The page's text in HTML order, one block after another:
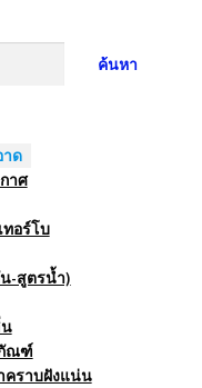
ค้นหา
าด
าศ
อร์โบ
-สูตรน้ำ)
ณฑ์
คราบฝังแน่น